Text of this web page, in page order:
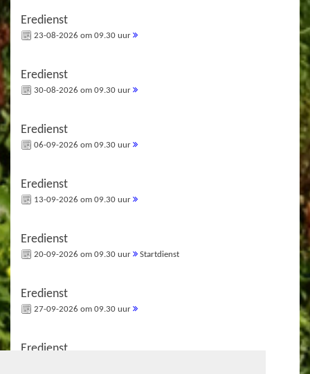
Eredienst
23-08-2026 om 09.30 uur
Eredienst
30-08-2026 om 09.30 uur
Eredienst
06-09-2026 om 09.30 uur
Eredienst
13-09-2026 om 09.30 uur
Eredienst
20-09-2026 om 09.30 uur Startdienst
Eredienst
27-09-2026 om 09.30 uur
Eredienst